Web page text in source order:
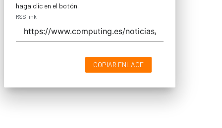
haga clic en el botón.
RSS link
COPIAR ENLACE